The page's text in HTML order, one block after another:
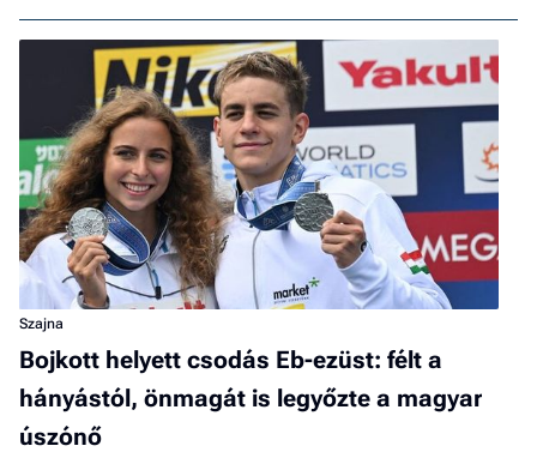
Szajna
Bojkott helyett csodás Eb-ezüst: félt a
hányástól, önmagát is legyőzte a magyar
úszónő